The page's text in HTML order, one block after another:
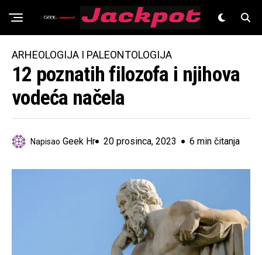
Znanost
ARHEOLOGIJA I PALEONTOLOGIJA
12 poznatih filozofa i njihova
vodeća načela
Napisao Geek Hr 20 prosinca, 2023 6 min čitanja